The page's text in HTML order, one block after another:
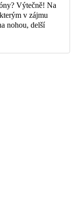
Výtečně! Na
v zájmu
nohou, delší